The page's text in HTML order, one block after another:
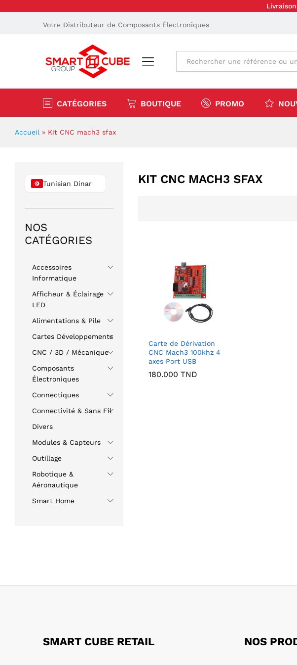
Votre Distributeur de Composants Électroniques
Tout
CATÉGORIES BOUTIQUE PROMO
Accueil » Kit CNC mach3 sfax
KIT CNC MACH3 SFAX
Carte de Dérivation
CNC Mach3 100khz 4
axes Port USB
180.000 TND
Tunisian Dinar
NOS
CATÉGORIES
Accessoires
Informatique
Afficheur & Éclairage
LED
Alimentations & Pile
Cartes Développements
CNC / 3D / Mécanique
Composants
Électroniques
Connectiques
Connectivité & Sans Fil
Divers
Modules & Capteurs
Outillage
Robotique &
Aéronautique
Smart Home
SMART CUBE RETAIL NOS